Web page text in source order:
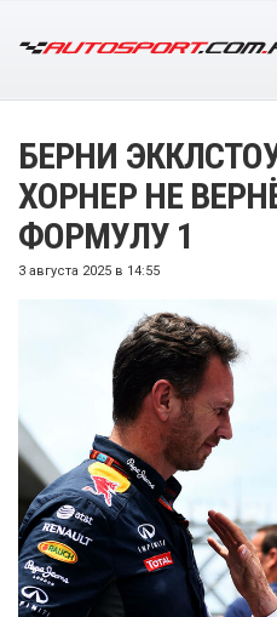
БЕРНИ
ХОРНЕР НЕ
ФОРМУЛУ 1
3 августа 2025 в 14:55